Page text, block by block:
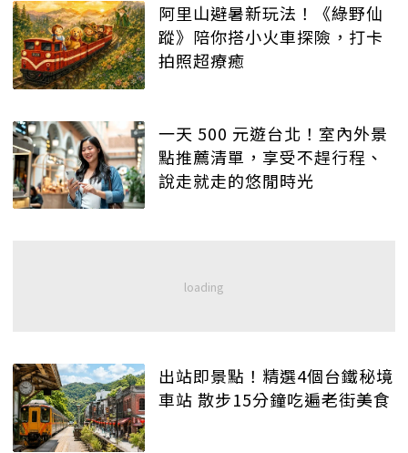
阿里山避暑新玩法！《綠野仙
蹤》陪你搭小火車探險，打卡
拍照超療癒
一天 500 元遊台北！室內外景
點推薦清單，享受不趕行程、
說走就走的悠閒時光
出站即景點！精選4個台鐵秘境
車站 散步15分鐘吃遍老街美食